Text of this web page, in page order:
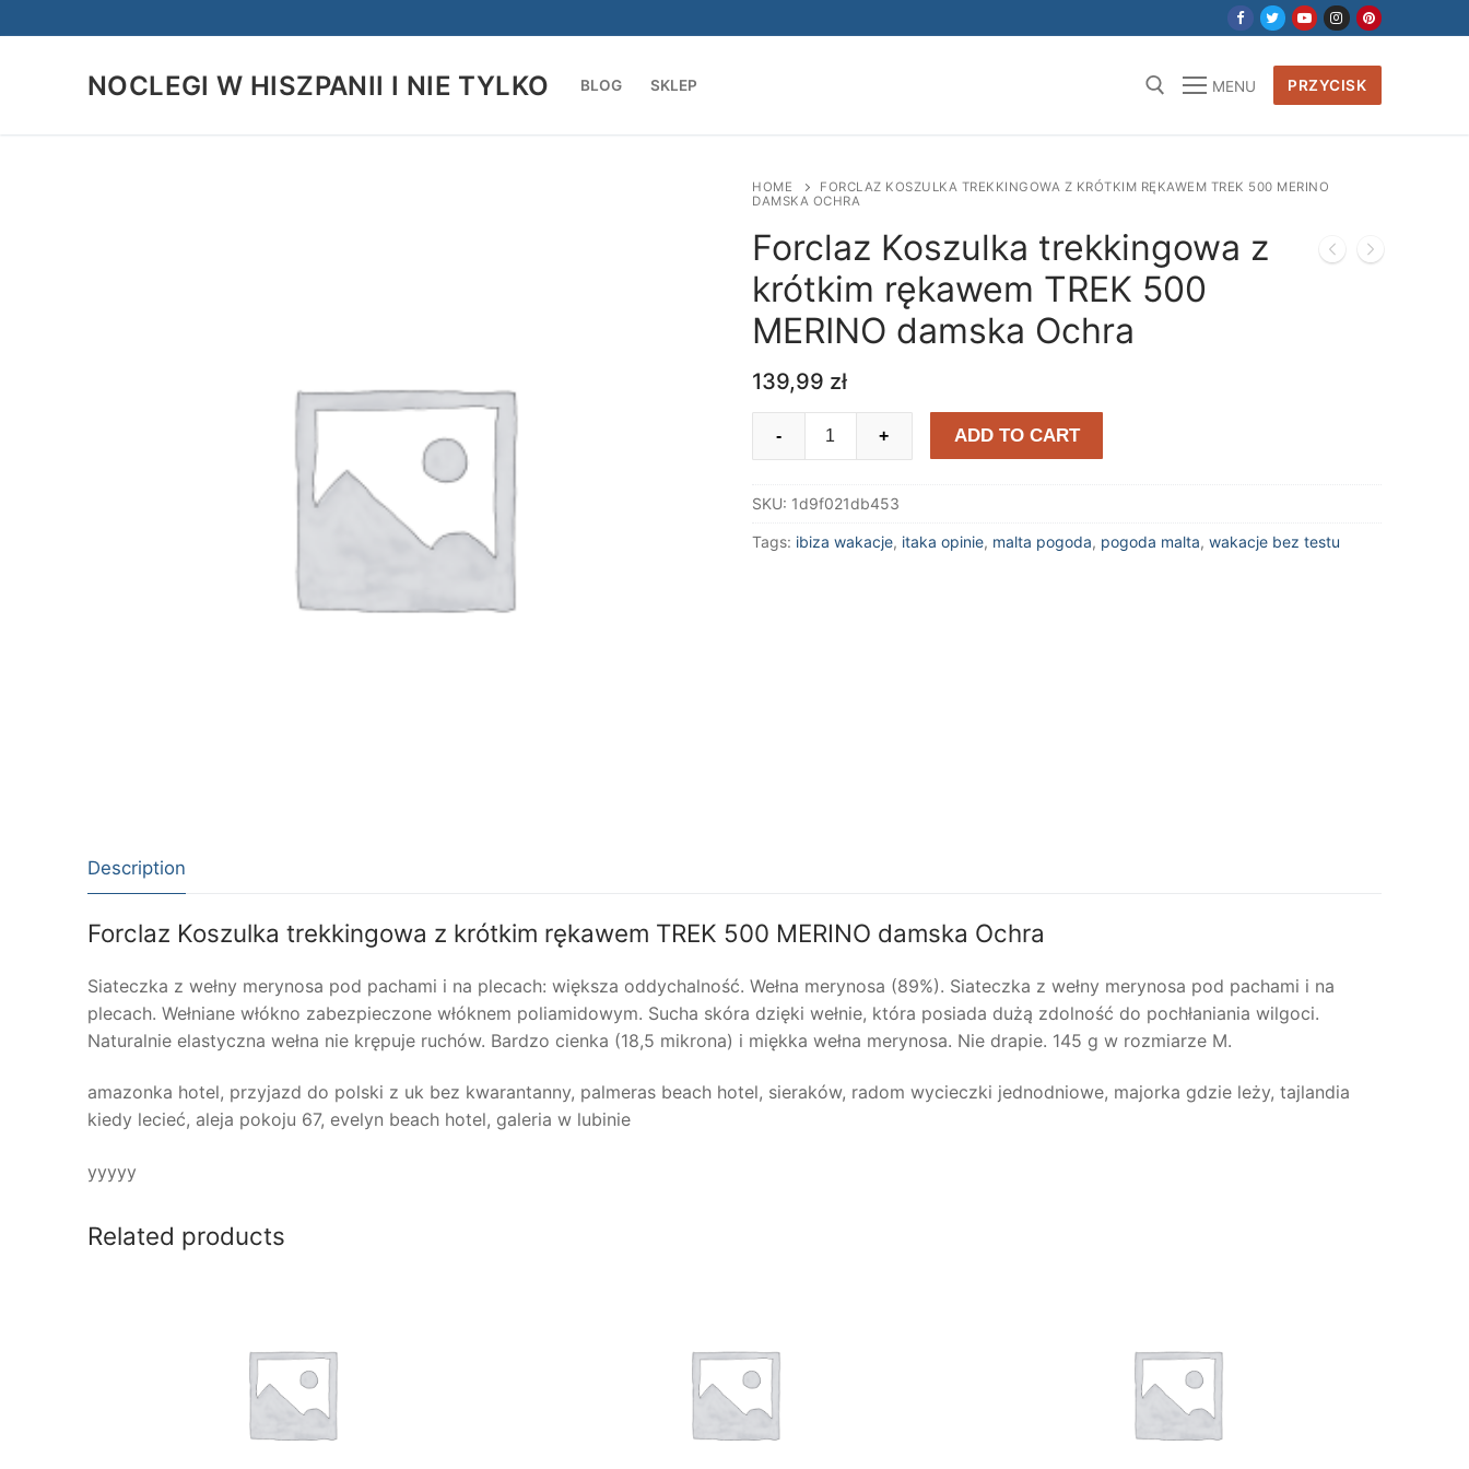
do
NOCLEGI W HISZPANII I NIE TYLKO BLOG SKLEP
Szukaj:
MENU PRZYCISK
HOME
FORCLAZ KOSZULKA TREKKINGOWA Z KRÓTKIM RĘKAWEM TREK 500 MERINO
DAMSKA OCHRA
Forclaz Koszulka trekkingowa z
krótkim rękawem TREK 500
MERINO damska Ochra
139,99 zł
z
krótkim
- + ADD TO CART
SKU: 1d9f021db453
Tags: ibiza wakacje, itaka opinie, malta pogoda, pogoda malta, wakacje bez testu
Description
Forclaz Koszulka trekkingowa z krótkim rękawem TREK 500 MERINO damska Ochra
Siateczka z wełny merynosa pod pachami i na plecach: większa oddychalność. Wełna merynosa (89%). Siateczka z wełny merynosa pod pachami i na
plecach. Wełniane włókno zabezpieczone włóknem poliamidowym. Sucha skóra dzięki wełnie, która posiada dużą zdolność do pochłaniania wilgoci.
Naturalnie elastyczna wełna nie krępuje ruchów. Bardzo cienka (18,5 mikrona) i miękka wełna merynosa. Nie drapie. 145 g w rozmiarze M.
amazonka hotel, przyjazd do polski z uk bez kwarantanny, palmeras beach hotel, sieraków, radom wycieczki jednodniowe, majorka gdzie leży, tajlandia
kiedy lecieć, aleja pokoju 67, evelyn beach hotel, galeria w lubinie
yyyyy
Related products